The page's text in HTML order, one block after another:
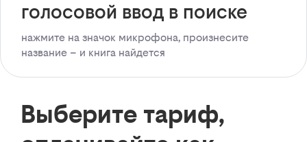
голосовой ввод в поиске
нажмите на значок микрофона, произнесите
название – и книга найдется
Выберите тариф,